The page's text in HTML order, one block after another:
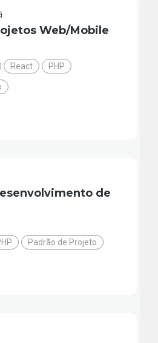
Web/Mobile
React PHP
de
Padrão de Projeto